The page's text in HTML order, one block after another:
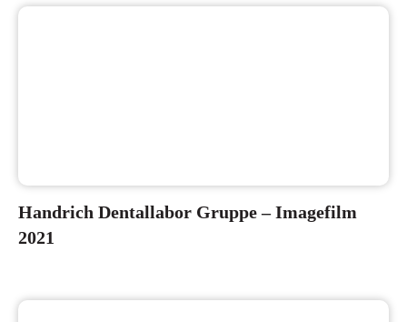
Handrich Dentallabor Gruppe – Imagefilm
2021